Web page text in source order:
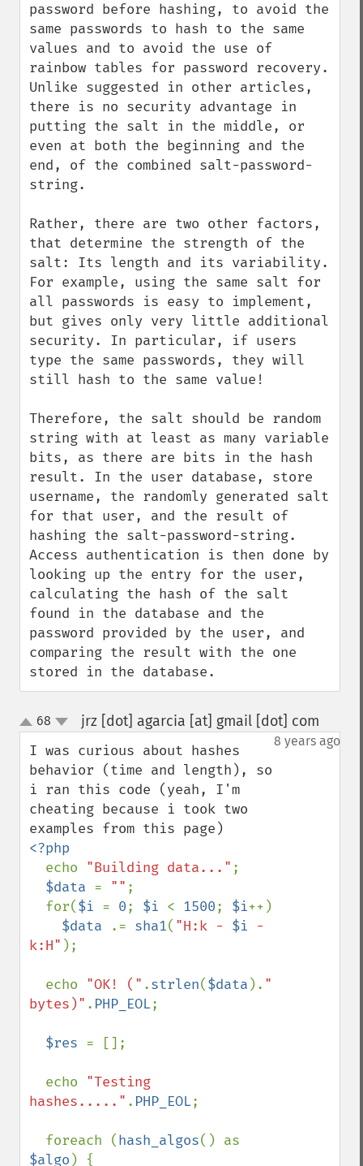
password before hashing, to avoid the
same passwords to hash to the same
values and to avoid the use of
rainbow tables for password recovery.
Unlike suggested in other articles,
there is no security advantage in
putting the salt in the middle, or
even at both the beginning and the
end, of the combined salt-password-
string.
Rather, there are two other factors,
that determine the strength of the
salt: Its length and its variability.
For example, using the same salt for
all passwords is easy to implement,
but gives only very little additional
security. In particular, if users
type the same passwords, they will
still hash to the same value!
Therefore, the salt should be random
string with at least as many variable
bits, as there are bits in the hash
result. In the user database, store
username, the randomly generated salt
for that user, and the result of
hashing the salt-password-string.
Access authentication is then done by
looking up the entry for the user,
calculating the hash of the salt
found in the database and the
password provided by the user, and
comparing the result with the one
stored in the database.
up
down
68 jrz [dot] agarcia [at] gmail [dot] com
8 years ago
I was curious about hashes
behavior (time and length), so
i ran this code (yeah, I'm
cheating because i took two
<?php
echo "Building data..." ;
$data = "" ;
  for(
$i = 0; $i < 1500; $i++)
$data
.= sha1( "H:k - $i -
k:H" );
  echo
"OK! (" .strlen($data ). "
bytes)" . PHP_EOL;
$res = [];
  echo
"Testing
hashes....." . PHP_EOL;
  foreach (
hash_algos
$algo ) {